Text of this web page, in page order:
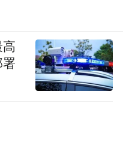
高
署